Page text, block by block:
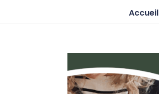
Accueil